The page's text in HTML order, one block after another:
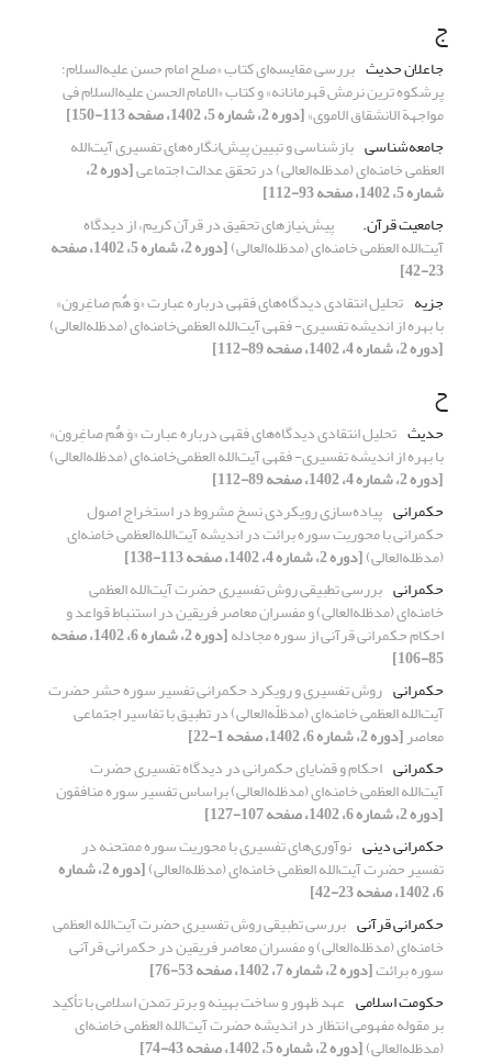
ج
جاعلان حدیث بررسی مقایسه‌ای کتاب «صلح امام حسن علیه‌السلام؛
پرشکوه ترین نرمش قهرمانانه» و کتاب «الامام الحسن علیه‌السلام فی
مواجهة الانشقاق الاموی»[دوره 2، شماره 5، 1402، صفحه 113-150]
جامعه‌شناسی بازشناسی و تبیین پیش‌انگاره‌های تفسیری آیت‌الله
العظمی خامنه‌ای (مدظله‌العالی) در تحقق عدالت اجتماعی [دوره 2،
شماره 5، 1402، صفحه 93-112]
جامعیت قرآن.
پیش‌نیازهای تحقیق در قرآن کریم، از دیدگاه
آیت‌الله العظمی خامنه‌ای (مدظله‌العالی) [دوره 2، شماره 5، 1402، صفحه
23-42]
جزیه تحلیل انتقادی دیدگاه‌های فقهی درباره عبارت «وَ هٌم صاغِرون»
با بهره از اندیشه تفسیری- فقهی‌ آیت‌الله العظمی‌خامنه‌ای (مدظله‌العالی)
[دوره 2، شماره 4، 1402، صفحه 89-112]
ح
حدیث تحلیل انتقادی دیدگاه‌های فقهی درباره عبارت «وَ هٌم صاغِرون»
با بهره از اندیشه تفسیری- فقهی‌ آیت‌الله العظمی‌خامنه‌ای (مدظله‌العالی)
[دوره 2، شماره 4، 1402، صفحه 89-112]
حکمرانی پیاده‌سازی رویکردی نسخ مشروط در استخراج اصول
حکمرانی با محوریت سوره برائت در اندیشه آیت‌الله‌العظمی خامنه‌ای
(مدظله‌العالی)[دوره 2، شماره 4، 1402، صفحه 113-138]
حکمرانی بررسی تطبیقی روش تفسیری حضرت آیت‌الله العظمی
خامنه‌ای (مدظله‌العالی) و مفسران معاصر فریقین در استنباط قواعد و
احکام حکمرانی قرآنی از سوره مجادله [دوره 2، شماره 6، 1402، صفحه
85-106]
حکمرانی روش تفسیری و رویکرد حکمرانی تفسیر سوره حشر حضرت
آیت‌الله‌ العظمی خامنه‌ای (مدظلّه‌العالی) در تطبیق با تفاسیر اجتماعی
معاصر[دوره 2، شماره 6، 1402، صفحه 1-22]
حکمرانی احکام و قضایای حکمرانی در دیدگاه تفسیری حضرت
آیت‌الله العظمی خامنه‌ای (مدظله‌العالی) براساس تفسیر سوره منافقون
[دوره 2، شماره 6، 1402، صفحه 107-127]
حکمرانی دینی نوآوری‌های تفسیری با محوریت سوره ممتحنه در
تفسیر حضرت آیت‌الله العظمی خامنه‌ای (مدظله‌العالی) [دوره 2، شماره
6، 1402، صفحه 23-42]
حکمرانی قرآنی بررسی تطبیقی روش ‌تفسیری حضرت آیت‌الله العظمی
خامنه‌ای (مدظله‌العالی) و مفسران معاصر فریقین در حکمرانی قرآنی
سوره ‌برائت[دوره 2، شماره 7، 1402، صفحه 53-76]
حکومت اسلامی عهد ظهور و ساخت بهینه و برتر تمدن اسلامی با تأکید
بر مقوله مفهومی انتظار در اندیشه حضرت آیت‌الله العظمی خامنه‌ای
(مدظله‌العالی)[دوره 2، شماره 5، 1402، صفحه 43-74]